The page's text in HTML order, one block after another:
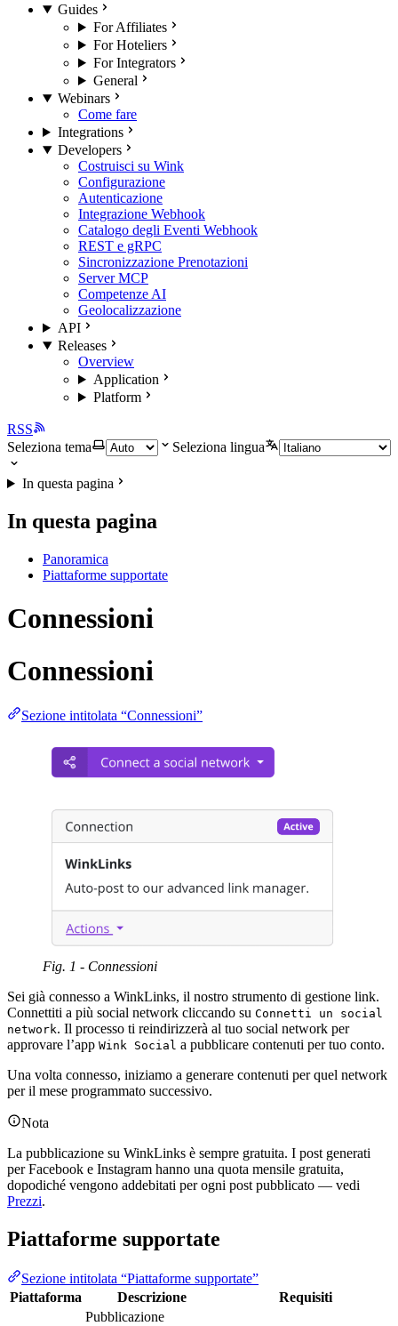
Guides
For Affiliates
For Hoteliers
For Integrators
General
Webinars
Come fare
Integrations
Developers
Costruisci su Wink
Configurazione
Autenticazione
Integrazione Webhook
Catalogo degli Eventi Webhook
REST e gRPC
Sincronizzazione Prenotazioni
Server MCP
Competenze AI
Geolocalizzazione
API
Releases
Overview
Application
Platform
RSS
Seleziona tema
Seleziona lingua
In questa pagina
In questa pagina
Panoramica
Piattaforme supportate
Connessioni
Connessioni
Sezione intitolata “Connessioni”
Fig. 1 - Connessioni
Sei già connesso a WinkLinks, il nostro strumento di gestione link.
Connettiti a più social network cliccando su Connetti un social
network. Il processo ti reindirizzerà al tuo social network per
approvare l’app Wink Social a pubblicare contenuti per tuo conto.
Una volta connesso, iniziamo a generare contenuti per quel network
per il mese programmato successivo.
Nota
La pubblicazione su WinkLinks è sempre gratuita. I post generati
per Facebook e Instagram hanno una quota mensile gratuita,
dopodiché vengono addebitati per ogni post pubblicato — vedi
Prezzi.
Piattaforme supportate
Sezione intitolata “Piattaforme supportate”
Piattaforma
Descrizione Requisiti
Pubblicazione